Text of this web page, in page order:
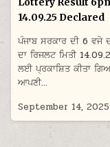
14.09.25 Declared
ਪੰਜਾਬ ਸਰਕਾਰ ਦੀ 6 ਵਜੇ
ਦਾ ਰਿਜਲਟ ਮਿਤੀ
ਲਈ ਪ੍ਰਕਾਸ਼ਿਤ ਕੀਤਾ
ਆਪਣੀ…
September 14, 2025